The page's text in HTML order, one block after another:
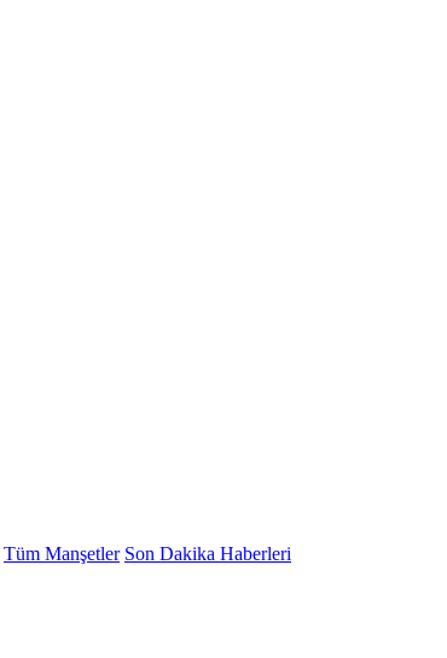
Tüm Manşetler Son Dakika Haberleri